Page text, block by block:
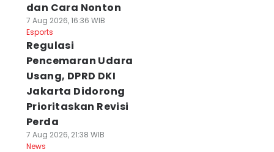
dan Cara Nonton
7 Aug 2026, 16:36 WIB
Esports
Regulasi
Pencemaran Udara
Usang, DPRD DKI
Jakarta Didorong
Prioritaskan Revisi
Perda
7 Aug 2026, 21:38 WIB
News